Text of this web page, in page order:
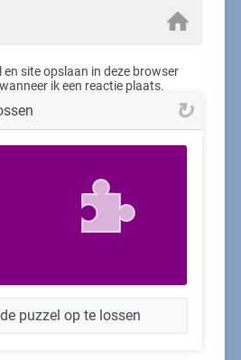
en site opslaan in deze browser
ik een reactie plaats.
puzzel op te lossen